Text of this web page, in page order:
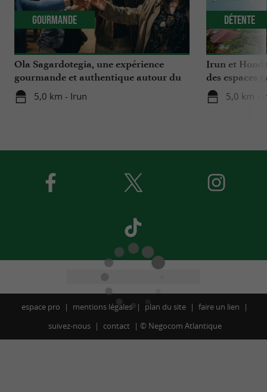
Ola Sagardotegia, une expérience
gourmande et authentique autour du
cidre au Pays Basque
5,0 km - Irun
Gourmande
Irun et
des espaces
Bidassoa
5,0 km -
Détente
espace pro mentions légales plan du site
faire un lien
suivez-nous
contact © Negocom Atlantique